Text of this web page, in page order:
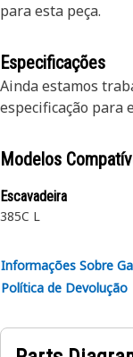
para esta peça.
Especificações
Ainda estamos
especificação para
Modelos
Escavadeira
385C L
Informações Sobre
Política de Devolução